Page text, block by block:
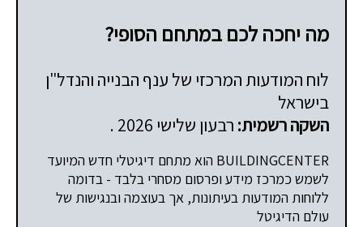
מה יחכה לכם במתחם הסופי?
לוח המודעות המרכזי של ענף הבנייה והנדל"ן
בישראל
השקה רשמית: רבעון שלישי 2026 .
BUILDINGCENTER הוא מתחם דיגיטלי חדש המיועד
לשמש כמרכז מידע ופרסום מסחרי בלבד - בדומה
ללוחות המודעות בעיתונות, אך בעוצמה ובנגישות של
עולם הדיגיטל